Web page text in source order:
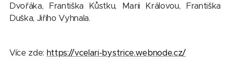
Dvořáka, Františka Kůstku, Marii Královou, Františka
Duška, Jiřího Vyhnala.
Více zde: https://vcelari-bystrice.webnode.cz/